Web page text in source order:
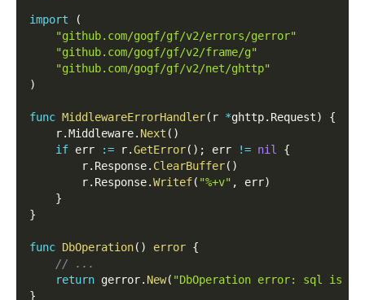
import
(
"github.com/gogf/gf/v2/errors/gerror"
"github.com/gogf/gf/v2/frame/g"
"github.com/gogf/gf/v2/net/ghttp"
)
func MiddlewareErrorHandler( r *ghttp. Request)
{
    r
.Middleware. Next ( )
if err := r.GetError( ) ; err != nil
{
        r
. Response. ClearBuffer( )
        r
. Response.Writef( "%+v" , err)
}
}
func DbOperation( ) error {
// ...
return gerror. New( "DbOperation error: sql is
}